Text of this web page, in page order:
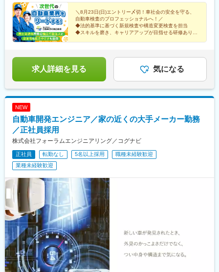
泉・京都・京都南・奈良・滋賀・和歌山・兵庫、姫路【中国エリ
ア】・広島・福山・鳥取・島根・岡山・山口【四国エリア】・香
川・徳島・愛媛・高知【九州エリア】・福岡・北九州・久留米・
筑豊・佐賀・長崎・佐世保・厳原・熊本・大分・宮崎・鹿児島・
奄美・沖縄・宮古・八重山※詳細については、当機構のウェブサイ
駅(千葉県)、鴨居駅、小島新田駅、平塚駅、下溝駅、酒折駅、白山
駅(新潟県)、宮内駅(新潟県)、東新庄駅、大河端駅、北長野駅、平
田駅(長野県)、中島駅(愛知県)、船町駅、若林駅(愛知県)、岩倉駅
(愛知県)、ベル前駅、南宿駅、高山駅、県総合運動場駅、さぎの宮
駅、高茶屋駅、霞ケ浦駅、寝屋川市駅、フェリーターミナル駅、
木駅、妻鹿駅、東尾道駅、鳥取駅、東松江駅(島根県)、備前一宮
駅、矢原駅、鬼無駅、勝瑞駅、久米駅、布師田駅、浦添前田駅、
程）の場合】・東京都勤務／月給27万8,400円以上・愛知県勤務
／月給26万2,160円以上・大阪府勤務／月給25万9,840円以上・そ
の他地域／月給23万2,000円以上【短大卒以上、または専門学校
卒（2年課程）の場合】・東京都勤務／月給25万9,800円以上・愛
知県勤務／月給26万4,645円以上・大阪府勤務／月給24万2,480円
場合】・東京都勤務／月給24万360円以上・愛知県勤務／月給22
万6,339円以上・大阪府勤務／月給22万4,336円以上・その他地域
／月給20万300円以上※これまでの経験を考慮した上で、決定いた
します。※試用期間6ヵ月あり。期間中の待遇に変更はありませ
ん。
＼8月23日(日)エントリー〆切！車社会の安全を守る、
自動車検査のプロフェッショナルへ！／
◆法的基準に基づく新規検査や構造変更検査を担当
◆スキルを磨き、キャリアアップが目指せる研修あり
求人詳細を見る 気になる
NEW
自動車開発エンジニア／家の近くの大手メーカー勤務
／正社員採用
株式会社フォーラムエンジニアリング／コグナビ
正社員 転勤なし 5名以上採用
職種未経験歓迎
業種未経験歓迎